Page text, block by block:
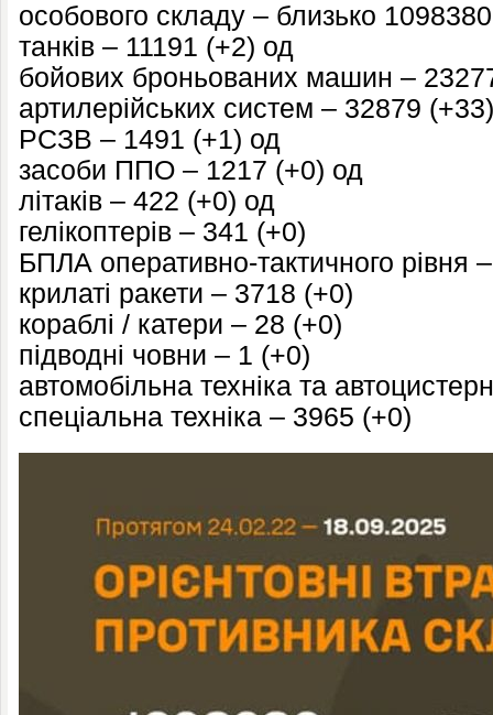
особового складу – близько
танків – 11191 (+2) од
бойових броньованих машин –
артилерійських систем – 32879
РСЗВ – 1491 (+1) од
засоби ППО – 1217 (+0) од
літаків – 422 (+0) од
гелікоптерів – 341 (+0)
БПЛА оперативно-тактичного рівня
крилаті ракети – 3718 (+0)
кораблі / катери – 28 (+0)
підводні човни – 1 (+0)
автомобільна техніка та
спеціальна техніка – 3965 (+0)